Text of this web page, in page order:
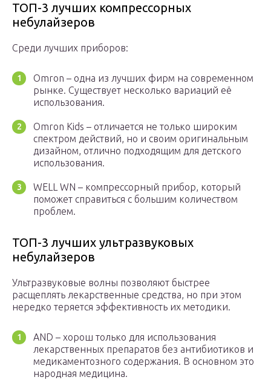
ТОП-3 лучших компрессорных
небулайзеров
Среди лучших приборов:
Omron – одна из лучших фирм на современном
рынке. Существует несколько вариаций её
использования.
Omron Kids – отличается не только широким
спектром действий, но и своим оригинальным
дизайном, отлично подходящим для детского
использования.
WELL WN – компрессорный прибор, который
поможет справиться с большим количеством
проблем.
ТОП-3 лучших ультразвуковых
небулайзеров
Ультразвуковые волны позволяют быстрее
расщеплять лекарственные средства, но при этом
нередко теряется эффективность их методики.
AND – хорош только для использования
лекарственных препаратов без антибиотиков и
медикаментозного содержания. В основном это
народная медицина.